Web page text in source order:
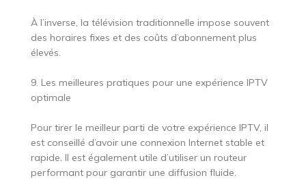
À l’inverse, la télévision traditionnelle impose souvent
des horaires fixes et des coûts d’abonnement plus
élevés.
9. Les meilleures pratiques pour une expérience IPTV
optimale
Pour tirer le meilleur parti de votre expérience IPTV, il
est conseillé d’avoir une connexion Internet stable et
rapide. Il est également utile d’utiliser un routeur
performant pour garantir une diffusion fluide.